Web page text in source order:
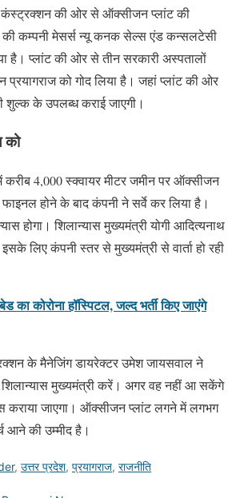
कंस्ट्रक्शन की ओर से ऑक्सीजन प्लांट की
की कम्पनी मेसर्स न्यू कनक सेल्स एंड कन्सलटेसी
है। प्लांट की ओर से तीन सरकारी अस्पतालों
प्रयागराज को गोद लिया है। जहां प्लांट की ओर
के उपलब्ध कराई जाएगी।
को
करीब 4,000 स्क्वायर मीटर जमीन पर ऑक्सीजन
होने के बाद कंपनी ने सर्वे कर लिया है।
होगा। शिलान्यास मुख्यमंत्री योगी आदित्यनाथ
लिए कंपनी स्तर से मुख्यमंत्री से वार्ता हो रही
का कोरोना हॉस्पिटल, जल्द भर्ती किए जाएंगे
के मैनेजिंग डायरेक्टर उमेश जायसवाल ने
शिलान्यास मुख्यमंत्री करें। अगर वह नहीं आ सकेंगे
कराया जाएगा। ऑक्सीजन प्लांट लगने में लगभग
आने की उम्मीद है।
, उत्तर प्रदेश, प्रयागराज, राजनीति